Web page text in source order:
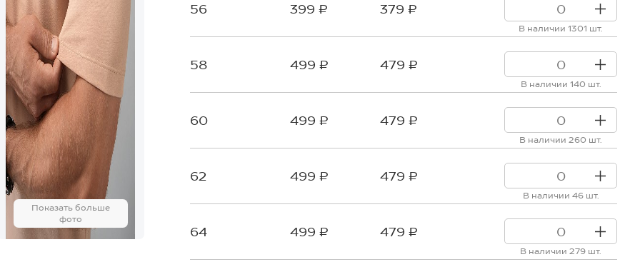
Показать больше
фото
56 399 ₽ 379 ₽
В наличии 1301 шт.
58 499 ₽ 479 ₽
В наличии 140 шт.
60 499 ₽ 479 ₽
В наличии 260 шт.
62 499 ₽ 479 ₽
В наличии 46 шт.
64 499 ₽ 479 ₽
В наличии 279 шт.